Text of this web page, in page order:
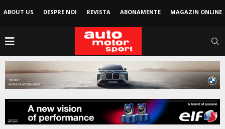
ABOUT US DESPRE NOI REVISTA ABONAMENTE MAGAZIN ONLINE